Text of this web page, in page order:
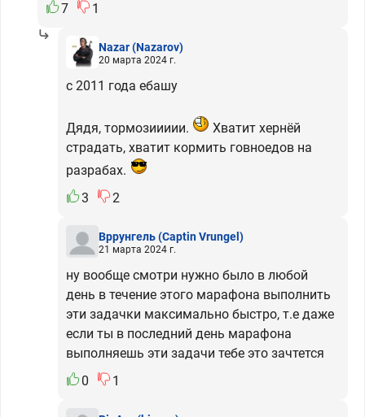
7
1
Nazar(Nazarov)
20 марта 2024 г.
с 2011 года ебашу
Дядя, тормозиииии.
Хватит хернёй
страдать, хватит кормить говноедов на
разрабах.
3
2
Вррунгель(Captin Vrungel)
21 марта 2024 г.
ну вообще смотри нужно было в любой
день в течение этого марафона выполнить
эти задачки максимально быстро, т.е даже
если ты в последний день марафона
выполняешь эти задачи тебе это зачтется
0
1